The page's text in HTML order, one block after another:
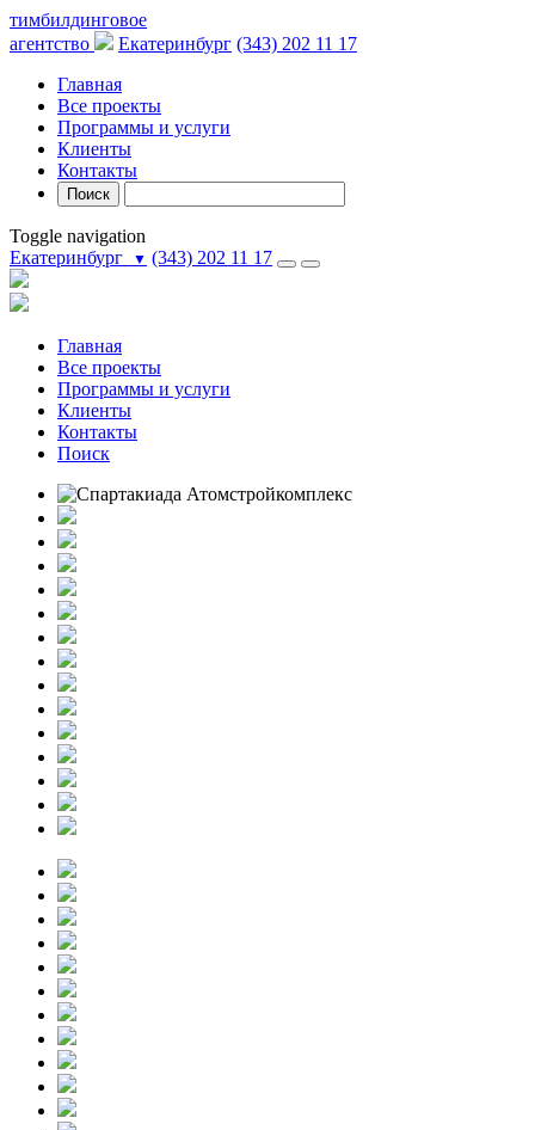
тимбилдинговое
агентство
Екатеринбург (343) 202 11 17
Главная
Все проекты
Программы и услуги
Клиенты
Контакты
Поиск
Toggle navigation
Екатеринбург
▼ (343) 202 11 17
Главная
Все проекты
Программы и услуги
Клиенты
Контакты
Поиск